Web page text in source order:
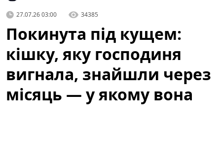
27.07.26 03:00 34385
Покинута під кущем:
кішку, яку господиня
вигнала, знайшли через
місяць — у якому вона